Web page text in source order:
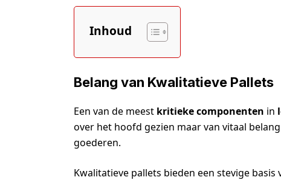
Inhoud
Belang van Kwalitatieve Pallets
Een van de meest kritieke componenten in
over het hoofd gezien maar van vitaal
goederen.
Kwalitatieve pallets bieden een stevige